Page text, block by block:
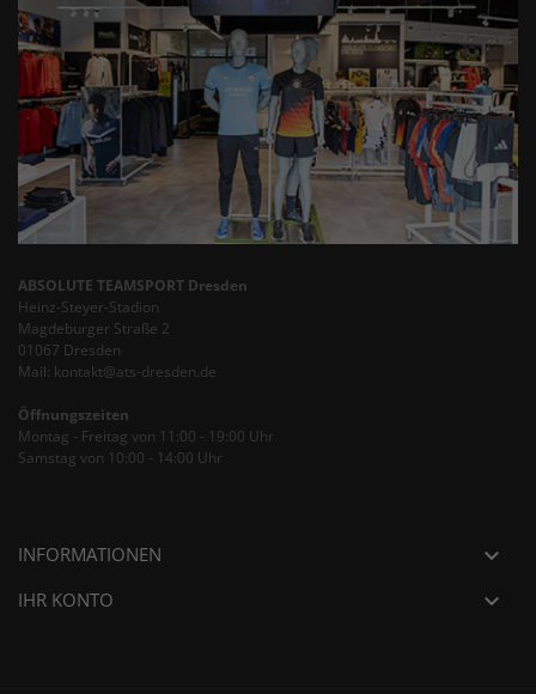
ABSOLUTE TEAMSPORT Dresden
Heinz-Steyer-Stadion
Magdeburger Straße 2
01067 Dresden
Mail: kontakt@ats-dresden.de
Öffnungszeiten
Montag - Freitag von 11:00 - 19:00 Uhr
Samstag von 10:00 - 14:00 Uhr
INFORMATIONEN 
IHR KONTO 